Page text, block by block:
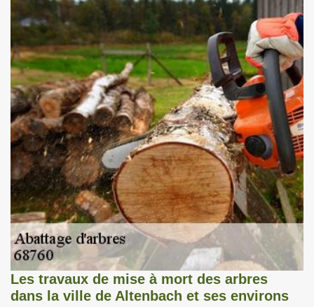
Les travaux de mise à mort des arbres
dans la ville de Altenbach et ses environs